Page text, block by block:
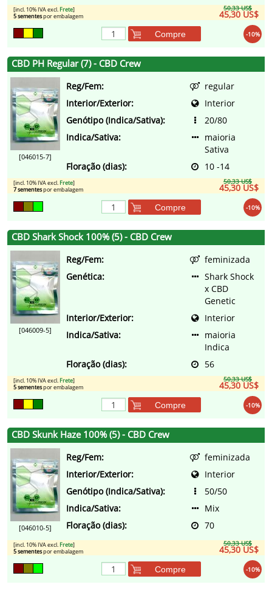
50,33 US$
45,30 US$
[incl. 10% IVA excl. Frete]
5 sementespor embalagem
-10%
Compre
CBD PH Regular (7) - CBD Crew
[046015-7]
Reg/Fem:
regular
Interior/Exterior:
Interior
Genótipo (Indica/Sativa):
20/80
Indica/Sativa:
maioria
Sativa
Floração (dias):
10 -14
50,33 US$
45,30 US$
[incl. 10% IVA excl. Frete]
7 sementespor embalagem
-10%
Compre
CBD Shark Shock 100% (5) - CBD Crew
[046009-5]
Reg/Fem:
feminizada
Genética:
Shark Shock
x CBD
Genetic
Interior/Exterior:
Interior
Indica/Sativa:
maioria
Indica
Floração (dias):
56
50,33 US$
45,30 US$
[incl. 10% IVA excl. Frete]
5 sementespor embalagem
-10%
Compre
CBD Skunk Haze 100% (5) - CBD Crew
[046010-5]
Reg/Fem:
feminizada
Interior/Exterior:
Interior
Genótipo (Indica/Sativa):
50/50
Indica/Sativa:
Mix
Floração (dias):
70
50,33 US$
45,30 US$
[incl. 10% IVA excl. Frete]
5 sementespor embalagem
-10%
Compre